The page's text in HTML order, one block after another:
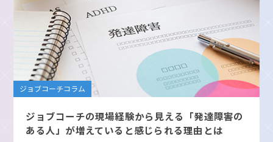
ジョブコーチコラム
ジョブコーチの現場経験から見える「発達障害の
ある人」が増えていると感じられる理由とは